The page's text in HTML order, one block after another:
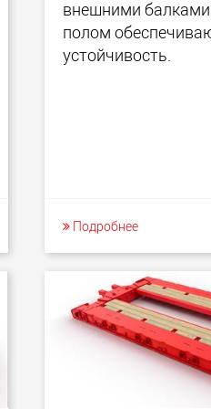
внешними
полом
устойчивость.
Подробнее